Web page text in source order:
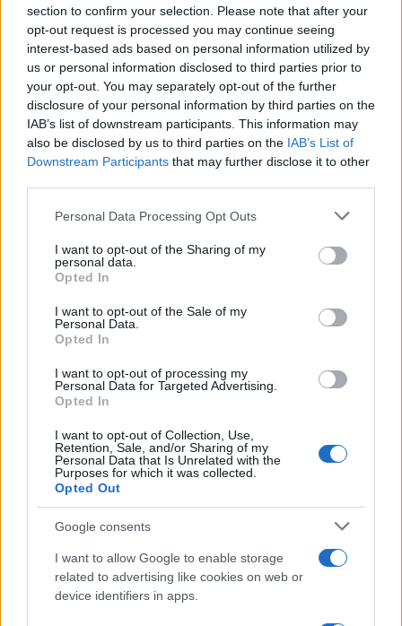
section to confirm your selection. Please note that after your
opt-out request is processed you may continue seeing
interest-based ads based on personal information utilized by
us or personal information disclosed to third parties prior to
your opt-out. You may separately opt-out of the further
disclosure of your personal information by third parties on the
IAB’s list of downstream participants. This information may
also be disclosed by us to third parties on the IAB’s List of
Downstream Participants that may further disclose it to other
Please note that this website/app uses one or more Google
not limited to your visit or usage behaviour. You may click to
grant or deny consent to Google and its third-party tags to
use your data for below specified purposes in below Google
consent section.
Personal Data Processing Opt Outs
I want to opt-out of the Sharing of my
personal data.
Opted In
I want to opt-out of the Sale of my
Personal Data.
Opted In
I want to opt-out of processing my
Personal Data for Targeted Advertising.
Opted In
I want to opt-out of Collection, Use,
Retention, Sale, and/or Sharing of my
Personal Data that Is Unrelated with the
Purposes for which it was collected.
Opted Out
Google consents
I want to allow Google to enable storage
related to advertising like cookies on web or
device identifiers in apps.
Continua a leggere
LIFESTYLE
Dove si terrà Vogue World nel 2027: la scelta di San